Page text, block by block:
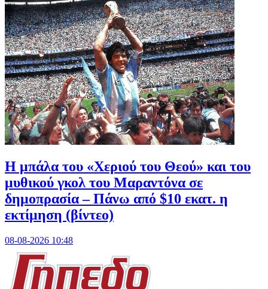
Η μπάλα του «Χεριού του Θεού» και του
μυθικού γκολ του Μαραντόνα σε
δημοπρασία – Πάνω από $10 εκατ. η
εκτίμηση (βίντεο)
08-08-2026 10:48